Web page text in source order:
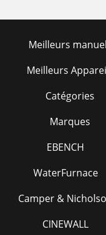
Meilleurs
Meilleurs
Catégories
Marques
EBENCH
WaterFurnace
Camper &
CINEWALL